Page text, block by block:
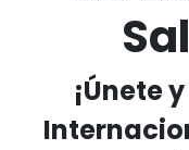
¡Únete